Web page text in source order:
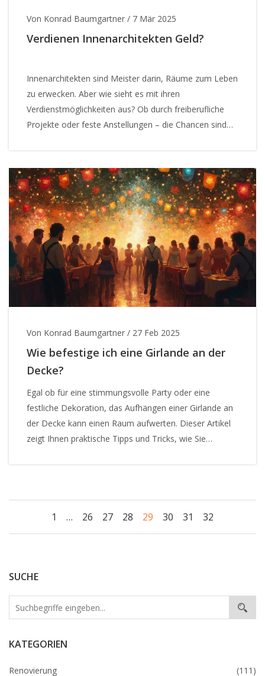
SUCHE
KATEGORIEN
Renovierung (111)
Von Konrad Baumgartner / 7 Mär 2025
Verdienen Innenarchitekten Geld?
Innenarchitekten sind Meister darin, Räume zum Leben
zu erwecken. Aber wie sieht es mit ihren
Verdienstmöglichkeiten aus? Ob durch freiberufliche
Projekte oder feste Anstellungen – die Chancen sind
und zeigt, wie sich Innenarchitekten finanziell
positionieren können.
Von Konrad Baumgartner / 27 Feb 2025
Wie befestige ich eine Girlande an der
Decke?
Egal ob für eine stimmungsvolle Party oder eine
festliche Dekoration, das Aufhängen einer Girlande an
der Decke kann einen Raum aufwerten. Dieser Artikel
zeigt Ihnen praktische Tipps und Tricks, wie Sie
perfekte Dekoration zu schaffen. Lassen Sie sich von
kreativen Ideen inspirieren und erfahren Sie, wie Sie die
passende Girlande und Zubehör online bei Homary
1 … 26 27 28 29 30 31 32